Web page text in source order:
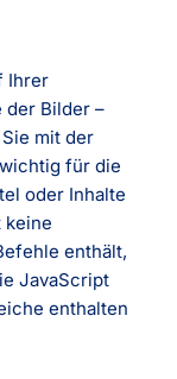
Ihrer
der Bilder –
mit der
für die
oder Inhalte
keine
enthält,
JavaScript
enthalten